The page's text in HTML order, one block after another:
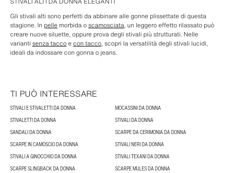
Gli stivali alti sono perfetti da abbinare alle gonne plissettate di questa
stagione. In pelle morbida oscamosciata, un leggero effetto rilassato può
creare nuove siluette, oppure prova degli stivali più strutturati. Nelle
varianti senza taccoecon tacco, scopri la versatilità degli stivali lucidi,
ideali da indossare con gonna o jeans.
TI PUÒ INTERESSARE
STIVALI E STIVALETTI DA DONNA
MOCASSINI DA DONNA
STIVALETTI DA DONNA
STIVALI DA DONNA
SANDALI DA DONNA
SCARPE DA CERIMONIA DA DONNA
SCARPE IN CAMOSCIO DA DONNA
STIVALI NERI DA DONNA
STIVALI A GINOCCHIO DA DONNA
STIVALI TEXANI DA DONNA
SCARPE SLINGBACK DA DONNA
SCARPE MULES DA DONNA